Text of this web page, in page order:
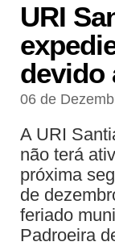
URI
devido
06 de
A URI
não terá
próxima
de
feriado
Padroeira